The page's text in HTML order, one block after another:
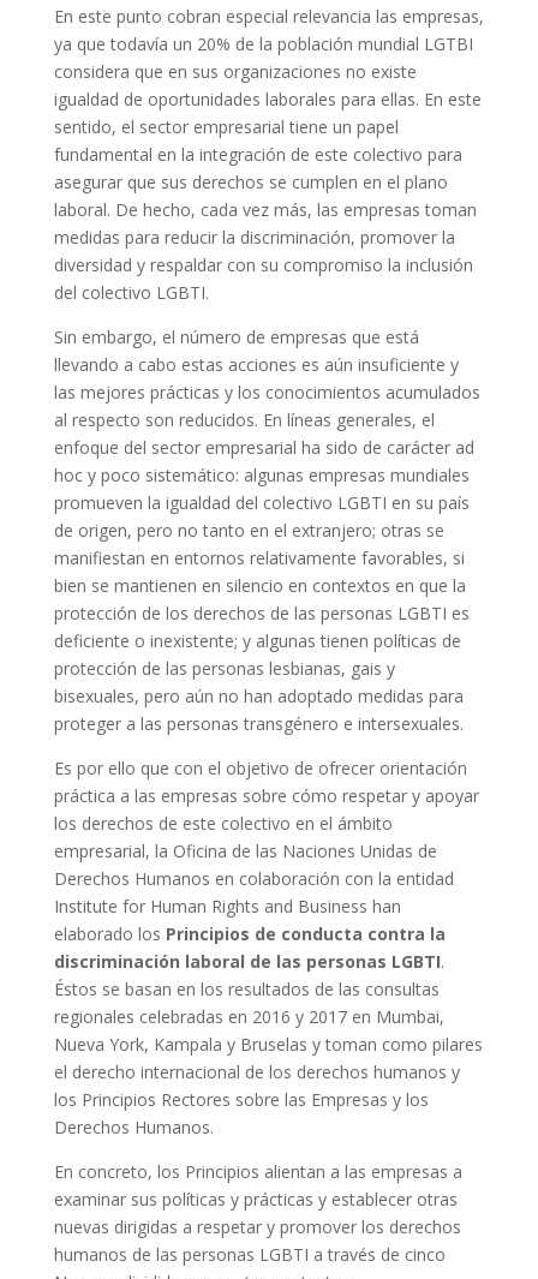
En este punto cobran especial relevancia las empresas,
ya que todavía un 20% de la población mundial LGTBI
considera que en sus organizaciones no existe
igualdad de oportunidades laborales para ellas. En este
sentido, el sector empresarial tiene un papel
fundamental en la integración de este colectivo para
asegurar que sus derechos se cumplen en el plano
laboral. De hecho, cada vez más, las empresas toman
medidas para reducir la discriminación, promover la
diversidad y respaldar con su compromiso la inclusión
del colectivo LGBTI.
Sin embargo, el número de empresas que está
llevando a cabo estas acciones es aún insuficiente y
las mejores prácticas y los conocimientos acumulados
al respecto son reducidos. En líneas generales, el
enfoque del sector empresarial ha sido de carácter ad
hoc y poco sistemático: algunas empresas mundiales
promueven la igualdad del colectivo LGBTI en su país
de origen, pero no tanto en el extranjero; otras se
manifiestan en entornos relativamente favorables, si
bien se mantienen en silencio en contextos en que la
protección de los derechos de las personas LGBTI es
deficiente o inexistente; y algunas tienen políticas de
protección de las personas lesbianas, gais y
bisexuales, pero aún no han adoptado medidas para
proteger a las personas transgénero e intersexuales.
Es por ello que con el objetivo de ofrecer orientación
práctica a las empresas sobre cómo respetar y apoyar
los derechos de este colectivo en el ámbito
empresarial, la Oficina de las Naciones Unidas de
Derechos Humanos en colaboración con la entidad
Institute for Human Rights and Business han
elaborado los Principios de conducta contra la
discriminación laboral de las personas LGBTI.
Éstos se basan en los resultados de las consultas
regionales celebradas en 2016 y 2017 en Mumbai,
Nueva York, Kampala y Bruselas y toman como pilares
el derecho internacional de los derechos humanos y
los Principios Rectores sobre las Empresas y los
Derechos Humanos.
En concreto, los Principios alientan a las empresas a
examinar sus políticas y prácticas y establecer otras
nuevas dirigidas a respetar y promover los derechos
humanos de las personas LGBTI a través de cinco